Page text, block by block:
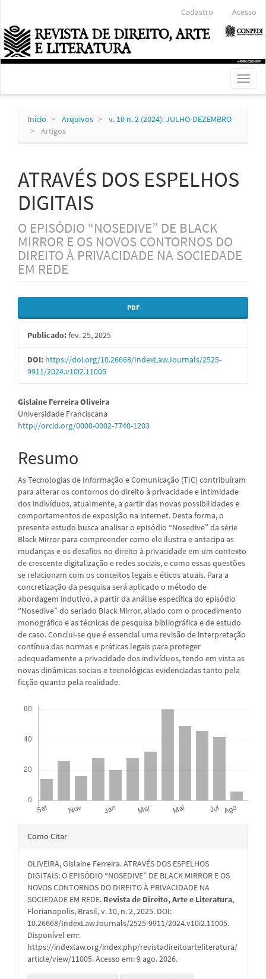
Conteúdo
principal
Barra
Lateral
Cadastro Acesso
Toggle
Início Arquivos
v. 10 n. 2 (2024): JULHO-DEZEMBRO
Artigos
ATRAVÉS DOS ESPELHOS
DIGITAIS
O EPISÓDIO “NOSEDIVE” DE BLACK
MIRROR E OS NOVOS CONTORNOS DO
DIREITO À PRIVACIDADE NA SOCIEDADE
EM REDE
Barra
lateral
de
artigos
PDF
Publicado:fev. 25, 2025
DOI: https://doi.org/10.26668/IndexLawJournals/2525-
9911/2024.v10i2.11005
Conteúdo
do
principal
Gislaine Ferreira Oliveira
Universidade Franciscana
http://orcid.org/0000-0002-7740-1203
Resumo
As Tecnologias de Informação e Comunicação (TIC) contribuíram
para alterar os contornos do direito à privacidade e intimidade
dos indivíduos, atualmente, a partir das novas possibilidades e
comportamentos de exposição na internet. Desta forma, o
presente estudo busca analisar o episódio “Nosedive” da série
Black Mirror para compreender como ele ilustra e antecipa as
mudanças e os desafios no direito à privacidade em um contexto
de crescente digitalização e redes sociais, e como essas questões
se relacionam com os conceitos legais e éticos atuais. Para a
concretização da pesquisa será aplicado o método de
abordagem indutivo, a partir da análise específica do episódio
“Nosedive” do seriado Black Mirror, aliado com o procedimento
monográfico e as técnicas de pesquisa bibliográfica e de estudo
de caso. Conclui-se que é essencial uma revisão de interpretação
contínua das normas e práticas legais para proteger
adequadamente a privacidade dos indivíduos, tendo em vista as
novas dinâmicas sociais e tecnológicas evidenciadas tanto pela
ficção quanto pela realidade.
Detalhes
artigo
Como Citar
OLIVEIRA, Gislaine Ferreira. ATRAVÉS DOS ESPELHOS
DIGITAIS: O EPISÓDIO “NOSEDIVE” DE BLACK MIRROR E OS
NOVOS CONTORNOS DO DIREITO À PRIVACIDADE NA
SOCIEDADE EM REDE. Revista de Direito, Arte e Literatura,
Florianopolis, Brasil, v. 10, n. 2, 2025. DOI:
10.26668/IndexLawJournals/2525-9911/2024.v10i2.11005.
Disponível em:
https://indexlaw.org/index.php/revistadireitoarteliteratura/
article/view/11005. Acesso em: 9 ago. 2026.